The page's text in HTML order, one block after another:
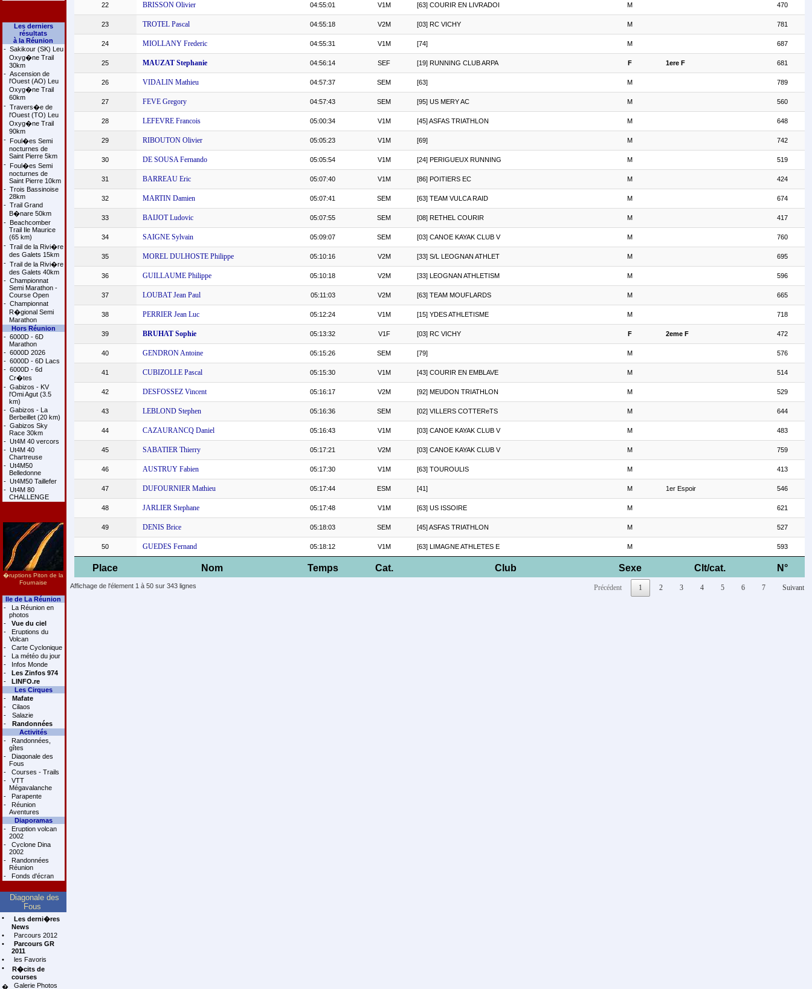
Les derniers
résultats
à la Réunion
- Sakikour (SK) Leu
Oxyg�ne Trail
30km
- Ascension de
l'Ouest (AO) Leu
Oxyg�ne Trail
60km
- Travers�e de
l'Ouest (TO) Leu
Oxyg�ne Trail
90km
- Foul�es Semi
nocturnes de
Saint Pierre 5km
- Foul�es Semi
nocturnes de
Saint Pierre 10km
- Trois Bassinoise
28km
- Trail Grand
B�nare 50km
- Beachcomber
Trail Ile Maurice
(65 km)
- Trail de la Rivi�re
des Galets 15km
- Trail de la Rivi�re
des Galets 40km
- Championnat
Semi Marathon -
Course Open
- Championnat
R�gional Semi
Marathon
Hors Réunion
- 6000D - 6D
Marathon
- 6000D 2026
- 6000D - 6D Lacs
- 6000D - 6d
Cr�tes
- Gabizos - KV
l'Omi Agut (3.5
km)
- Gabizos - La
Berbeillet (20 km)
- Gabizos Sky
Race 30km
- Ut4M 40 vercors
- Ut4M 40
Chartreuse
- Ut4M50
Belledonne
- Ut4M50 Taillefer
- Ut4M 80
CHALLENGE
�ruptions Piton de la
Fournaise
Ile de La Réunion
-
La Réunion en
photos
-
Vue du ciel
-
Eruptions du
Volcan
-
Carte Cyclonique
-
La météo du jour
-
Infos Monde
-
Les Zinfos 974
-
LINFO.re
Les Cirques
-
Mafate
-
Cilaos
-
Salazie
-
Randonnées
Activités
-
Randonnées,
gîtes
-
Diagonale des
Fous
-
Courses - Trails
-
VTT
Mégavalanche
-
Parapente
-
Réunion
Aventures
Diaporamas
-
Eruption volcan
2002
-
Cyclone Dina
2002
-
Randonnées
Réunion
-
Fonds d'écran
Diagonale des
Fous
•
Les derni�res
News
•
Parcours 2012
•
Parcours GR
2011
•
les Favoris
•
R�cits de
courses
�
Galerie Photos
Place Nom Temps Cat. Club Sexe Clt/cat. N°
22 BRISSON Olivier 04:55:01 V1M [63] COURIR EN LIVRADOI M 470
23 TROTEL Pascal 04:55:18 V2M [03] RC VICHY M 781
24 MIOLLANY Frederic 04:55:31 V1M [74] M 687
25 MAUZAT Stephanie 04:56:14 SEF [19] RUNNING CLUB ARPA F 1ere F 681
26 VIDALIN Mathieu 04:57:37 SEM [63] M 789
27 FEVE Gregory 04:57:43 SEM [95] US MERY AC M 560
28 LEFEVRE Francois 05:00:34 V1M [45] ASFAS TRIATHLON M 648
29 RIBOUTON Olivier 05:05:23 V1M [69] M 742
30 DE SOUSA Fernando 05:05:54 V1M [24] PERIGUEUX RUNNING M 519
31 BARREAU Eric 05:07:40 V1M [86] POITIERS EC M 424
32 MARTIN Damien 05:07:41 SEM [63] TEAM VULCA RAID M 674
33 BAIJOT Ludovic 05:07:55 SEM [08] RETHEL COURIR M 417
34 SAIGNE Sylvain 05:09:07 SEM [03] CANOE KAYAK CLUB V M 760
35 MOREL DULHOSTE Philippe 05:10:16 V2M [33] S/L LEOGNAN ATHLET M 695
36 GUILLAUME Philippe 05:10:18 V2M [33] LEOGNAN ATHLETISM M 596
37 LOUBAT Jean Paul 05:11:03 V2M [63] TEAM MOUFLARDS M 665
38 PERRIER Jean Luc 05:12:24 V1M [15] YDES ATHLETISME M 718
39 BRUHAT Sophie 05:13:32 V1F [03] RC VICHY F 2eme F 472
40 GENDRON Antoine 05:15:26 SEM [79] M 576
41 CUBIZOLLE Pascal 05:15:30 V1M [43] COURIR EN EMBLAVE M 514
42 DESFOSSEZ Vincent 05:16:17 V2M [92] MEUDON TRIATHLON M 529
43 LEBLOND Stephen 05:16:36 SEM [02] VILLERS COTTEReTS M 644
44 CAZAURANCQ Daniel 05:16:43 V1M [03] CANOE KAYAK CLUB V M 483
45 SABATIER Thierry 05:17:21 V2M [03] CANOE KAYAK CLUB V M 759
46 AUSTRUY Fabien 05:17:30 V1M [63] TOUROULIS M 413
47 DUFOURNIER Mathieu 05:17:44 ESM [41] M 1er Espoir 546
48 JARLIER Stephane 05:17:48 V1M [63] US ISSOIRE M 621
49 DENIS Brice 05:18:03 SEM [45] ASFAS TRIATHLON M 527
50 GUEDES Fernand 05:18:12 V1M [63] LIMAGNE ATHLETES E M 593
Affichage de l'élement 1 à 50 sur 343 lignes Précédent 1 2 3 4 5 6 7 Suivant